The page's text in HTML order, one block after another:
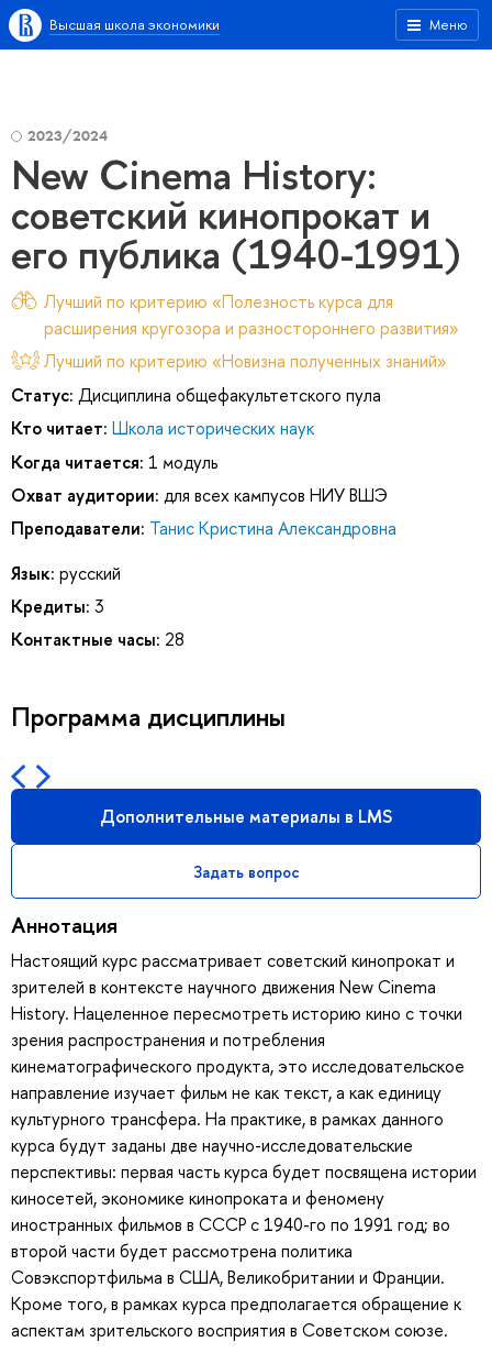
Меню
Высшая школа экономики
2023/2024
New Cinema History:
советский кинопрокат и
его публика (1940-1991)
Лучший по критерию «Полезность курса для
расширения кругозора и разностороннего развития»
Лучший по критерию «Новизна полученных знаний»
Статус: Дисциплина общефакультетского пула
Кто читает: Школа исторических наук
Когда читается: 1 модуль
Охват аудитории: для всех кампусов НИУ ВШЭ
Преподаватели: Танис Кристина Александровна
Язык: русский
Кредиты: 3
Контактные часы: 28
Программа дисциплины
Дополнительные материалы в LMS
Задать вопрос
Аннотация
Настоящий курс рассматривает советский кинопрокат и
зрителей в контексте научного движения New Cinema
History. Нацеленное пересмотреть историю кино с точки
зрения распространения и потребления
кинематографического продукта, это исследовательское
направление изучает фильм не как текст, а как единицу
культурного трансфера. На практике, в рамках данного
курса будут заданы две научно-исследовательские
перспективы: первая часть курса будет посвящена истории
киносетей, экономике кинопроката и феномену
иностранных фильмов в СССР с 1940-го по 1991 год; во
второй части будет рассмотрена политика
Совэкспортфильма в США, Великобритании и Франции.
Кроме того, в рамках курса предполагается обращение к
аспектам зрительского восприятия в Советском союзе.